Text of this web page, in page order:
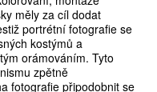
měly za cíl dodat
portrétní fotografie se
kostýmů a
orámováním. Tyto
zpětně
fotografie připodobnit se